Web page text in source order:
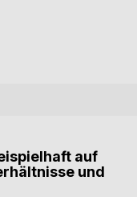
auf
und